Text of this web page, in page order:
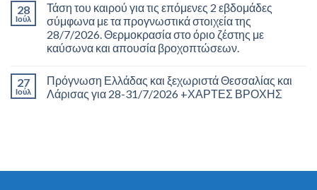
28
Ιούλ
Τάση του καιρού για τις επόμενες 2 εβδομάδες
σύμφωνα με τα προγνωστικά στοιχεία της
28/7/2026. Θερμοκρασία στο όριο ζέστης με
καύσωνα και απουσία βροχοπτώσεων.
27
Ιούλ
Πρόγνωση Ελλάδας και ξεχωριστά Θεσσαλίας και
Λάρισας για 28-31/7/2026 +ΧΑΡΤΕΣ ΒΡΟΧΗΣ